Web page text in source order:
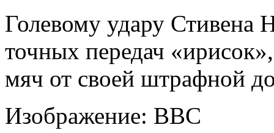
Голевому удару Стивена
точных передач
мяч от своей штрафной
Изображение: BBC